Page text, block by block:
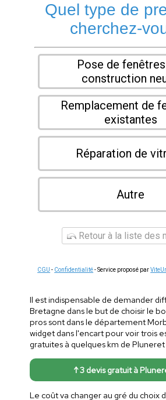
Quel type de
cherchez-
Pose de
construction
Remplacement de
existantes
Réparation de
Autre
Retour à la liste des
CGU - Confidentialité- Service proposé par
Il est indispensable de demander
Bretagne dans le but de choisir le
pros sont dans le département
widget dans l'encart pour voir trois
gratuites à quelques km de
↑ 3 devis gratuit à
Le coût va changer au gré du choix